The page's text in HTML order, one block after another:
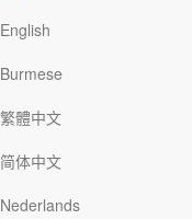
English
Burmese
繁體中文
简体中文
Nederlands